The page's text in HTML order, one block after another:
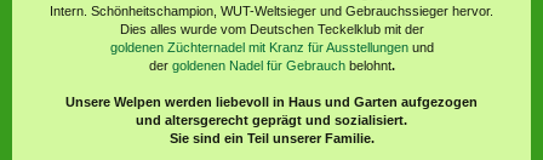
Intern. Schönheitschampion, WUT-Weltsieger und Gebrauchssieger hervor.
Dies alles wurde vom Deutschen Teckelklub mit der
goldenen Züchternadel mit Kranz für Ausstellungenund
der goldenen Nadel für Gebrauchbelohnt.
Unsere Welpen werden liebevoll in Haus und Garten aufgezogen
und altersgerecht geprägt und sozialisiert.
Sie sind ein Teil unserer Familie.